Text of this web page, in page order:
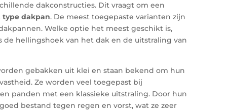
dakconstructies. Dit vraagt om een
type dakpan. De meest toegepaste varianten zijn
Welke optie het meest geschikt is,
de hellingshoek van het dak en de uitstraling van
gebakken uit klei en staan bekend om hun
Ze worden veel toegepast bij
panden met een klassieke uitstraling. Door hun
bestand tegen regen en vorst, wat ze zeer